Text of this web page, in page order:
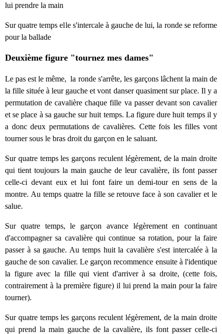
lui prendre la main
Sur quatre temps elle s'intercale à gauche de lui, la ronde se reforme
pour la ballade
Deuxième figure "tournez mes dames"
Le pas est le même, la ronde s'arrête, les garçons lâchent la main de
la fille située à leur gauche et vont danser quasiment sur place. Il y a
permutation de cavalière chaque fille va passer devant son cavalier
et se place à sa gauche sur huit temps. La figure dure huit temps il y
a donc deux permutations de cavalières. Cette fois les filles vont
tourner sous le bras droit du garçon en le saluant.
Sur quatre temps les garçons reculent légèrement, de la main droite
qui tient toujours la main gauche de leur cavalière, ils font passer
celle-ci devant eux et lui font faire un demi-tour en sens de la
montre. Au temps quatre la fille se retouve face à son cavalier et le
salue.
Sur quatre temps, le garçon avance légèrement en continuant
d'accompagner sa cavalière qui continue sa rotation, pour la faire
passer à sa gauche. Au temps huit la cavalière s'est intercalée à la
gauche de son cavalier. Le garçon recommence ensuite à l'identique
la figure avec la fille qui vient d'arriver à sa droite, (cette fois,
contrairement à la première figure) il lui prend la main pour la faire
tourner).
Sur quatre temps les garçons reculent légèrement, de la main droite
qui prend la main gauche de la cavalière, ils font passer celle-ci